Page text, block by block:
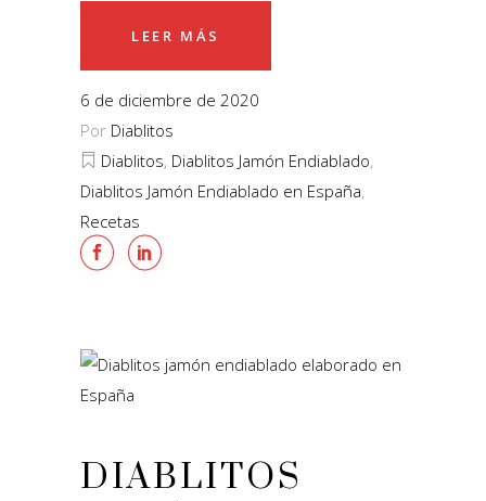
LEER MÁS
6 de diciembre de 2020
Por Diablitos
Diablitos, Diablitos Jamón Endiablado,
Diablitos Jamón Endiablado en España,
Recetas
DIABLITOS